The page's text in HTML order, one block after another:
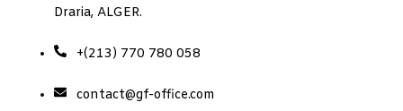
Draria, ALGER.
+(213) 770 780 058
contact@gf-office.com